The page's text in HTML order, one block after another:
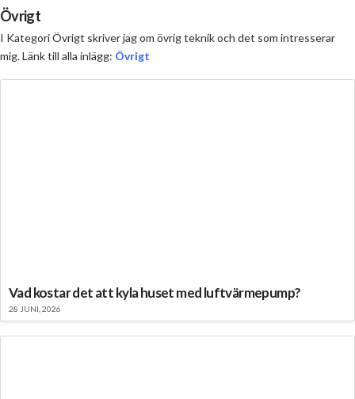
Övrigt
I Kategori Övrigt skriver jag om övrig teknik och det som intresserar
mig. Länk till alla inlägg: Övrigt
Vad kostar det att kyla huset med luftvärmepump?
28 JUNI, 2026